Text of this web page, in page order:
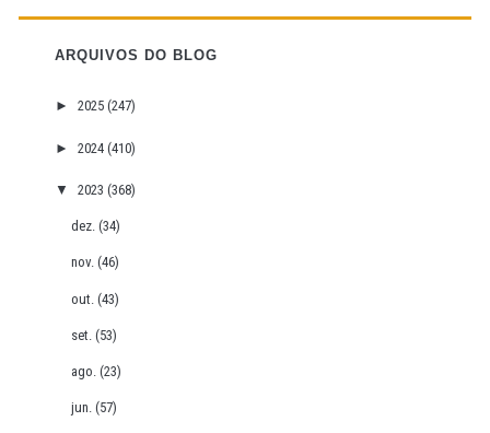
ARQUIVOS DO BLOG
► 2025 (247)
► 2024 (410)
▼ 2023 (368)
dez.(34)
nov.(46)
out.(43)
set.(53)
ago.(23)
jun.(57)